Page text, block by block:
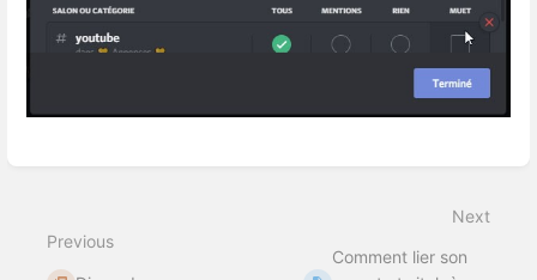
Previous
Next
Comment lier son